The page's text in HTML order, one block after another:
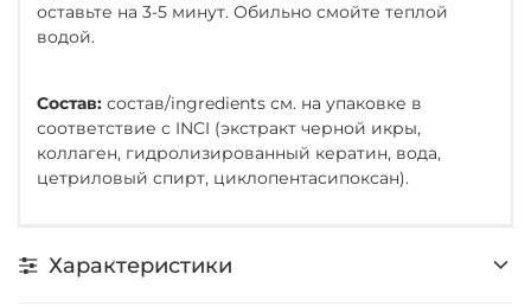
оставьте на 3-5 минут. Обильно смойте теплой
водой.
Состав: состав/ingredients см. на упаковке в
соответствие с INCI (экстракт черной икры,
коллаген, гидролизированный кератин, вода,
цетриловый спирт, циклопентасипоксан).
Характеристики